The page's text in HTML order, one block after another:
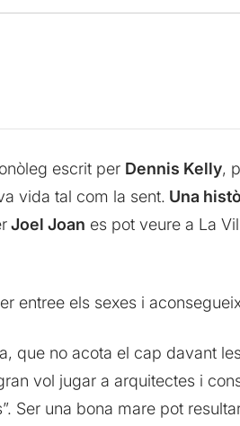
escrit per Dennis Kelly,
vida tal com la sent. Una
Joel Joan es pot veure a La
entree els sexes i
que no acota el cap davant
vol jugar a arquitectes i
Ser una bona mare pot